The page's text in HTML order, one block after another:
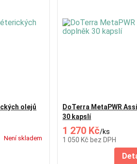
olejů
Není skladem
DoTerra MetaPWR
30 kapslí
1 270 Kč/ks
1 050 Kčbez DPH